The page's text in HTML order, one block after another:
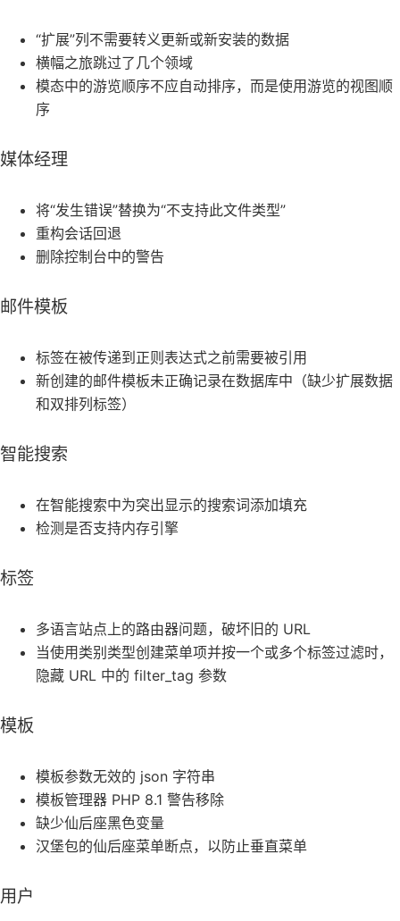
“扩展”列不需要转义更新或新安装的数据
横幅之旅跳过了几个领域
模态中的游览顺序不应自动排序，而是使用游览的视图顺
序
媒体经理
将“发生错误”替换为“不支持此文件类型”
重构会话回退
删除控制台中的警告
邮件模板
标签在被传递到正则表达式之前需要被引用
新创建的邮件模板未正确记录在数据库中（缺少扩展数据
和双排列标签）
智能搜索
在智能搜索中为突出显示的搜索词添加填充
检测是否支持内存引擎
标签
多语言站点上的路由器问题，破坏旧的 URL
当使用类别类型创建菜单项并按一个或多个标签过滤时，
隐藏 URL 中的 filter_tag 参数
模板
模板参数无效的 json 字符串
模板管理器 PHP 8.1 警告移除
缺少仙后座黑色变量
汉堡包的仙后座菜单断点，以防止垂直菜单
用户